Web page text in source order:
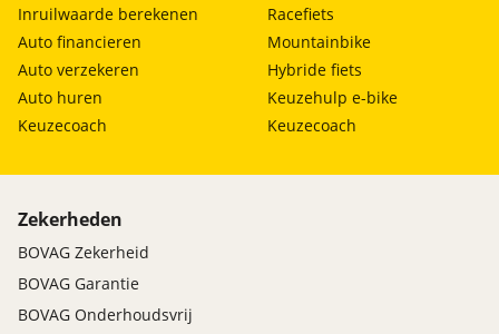
Inruilwaarde berekenen
Auto financieren
Auto verzekeren
Auto huren
Keuzecoach
Racefiets
Mountainbike
Hybride fiets
Keuzehulp e-bike
Keuzecoach
Zekerheden
BOVAG Zekerheid
BOVAG Garantie
BOVAG Onderhoudsvrij